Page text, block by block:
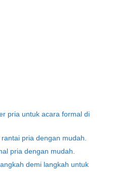
pria untuk acara formal di
pria dengan mudah.
pria dengan mudah.
demi langkah untuk